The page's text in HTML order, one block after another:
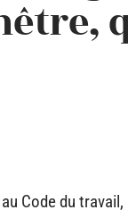
Code du travail,